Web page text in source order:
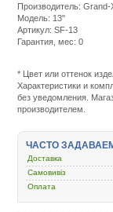
Производитель: Grand-
Модель: 13''
Артикул: SF-13
Гарантия, мес: 0
sumki-
chehly/
ryukzak-
dlya-
x-
* Цвет или оттенок
Характеристики и
без уведомления.
производителем.
ЧАСТО
Доставка
Самовивіз
Оплата